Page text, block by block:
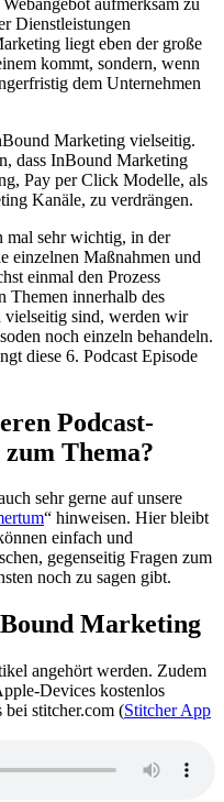
Dienstleistungen
liegt eben der große
kommt, sondern, wenn
dem Unternehmen
Marketing vielseitig.
dass InBound Marketing
Pay per Click Modelle, als
Kanäle, zu verdrängen.
mal sehr wichtig, in der
einzelnen Maßnahmen und
einmal den Prozess
Themen innerhalb des
sind, werden wir
noch einzeln behandeln.
diese 6. Podcast Episode
Podcast-
Thema?
sehr gerne auf unsere
“ hinweisen. Hier bleibt
einfach und
gegenseitig Fragen zum
noch zu sagen gibt.
Marketing
angehört werden. Zudem
Devices kostenlos
stitcher.com (Stitcher App